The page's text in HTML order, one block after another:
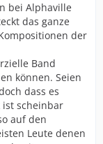
bei Alphaville
das ganze
der
Band
können. Seien
dass es
scheinbar
auf den
Leute denen